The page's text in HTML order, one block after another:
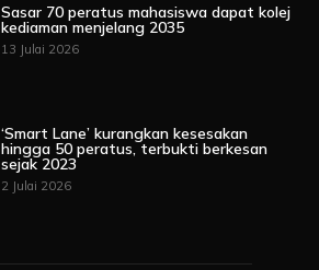
Sasar 70 peratus mahasiswa dapat kolej
kediaman menjelang 2035
13 Julai 2026
‘Smart Lane’ kurangkan kesesakan
hingga 50 peratus, terbukti berkesan
sejak 2023
2 Julai 2026